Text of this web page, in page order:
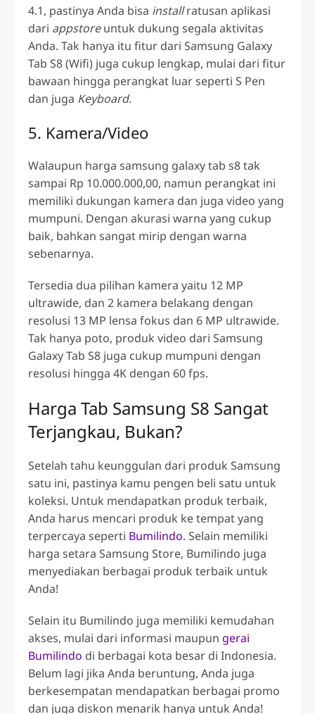
4.1, pastinya Anda bisa installratusan aplikasi
dari appstoreuntuk dukung segala aktivitas
Anda. Tak hanya itu fitur dari Samsung Galaxy
Tab S8 (Wifi) juga cukup lengkap, mulai dari fitur
bawaan hingga perangkat luar seperti S Pen
dan juga Keyboard.
5. Kamera/Video
Walaupun harga samsung galaxy tab s8tak
sampai Rp 10.000.000,00, namun perangkat ini
memiliki dukungan kamera dan juga video yang
mumpuni. Dengan akurasi warna yang cukup
baik, bahkan sangat mirip dengan warna
sebenarnya.
Tersedia dua pilihan kamera yaitu 12 MP
ultrawide, dan 2 kamera belakang dengan
resolusi 13 MP lensa fokus dan 6 MP ultrawide.
Tak hanya poto, produk video dari Samsung
Galaxy Tab S8 juga cukup mumpuni dengan
resolusi hingga 4K dengan 60 fps.
Harga Tab Samsung S8 Sangat
Terjangkau, Bukan?
Setelah tahu keunggulan dari produk Samsung
satu ini, pastinya kamu pengen beli satu untuk
koleksi. Untuk mendapatkan produk terbaik,
Anda harus mencari produk ke tempat yang
terpercaya seperti Bumilindo. Selain memiliki
harga setara Samsung Store, Bumilindo juga
menyediakan berbagai produk terbaik untuk
Anda!
Selain itu Bumilindo juga memiliki kemudahan
akses, mulai dari informasi maupun gerai
Bumilindo di berbagai kota besar di Indonesia.
Belum lagi jika Anda beruntung, Anda juga
berkesempatan mendapatkan berbagai promo
dan juga diskon menarik hanya untuk Anda!